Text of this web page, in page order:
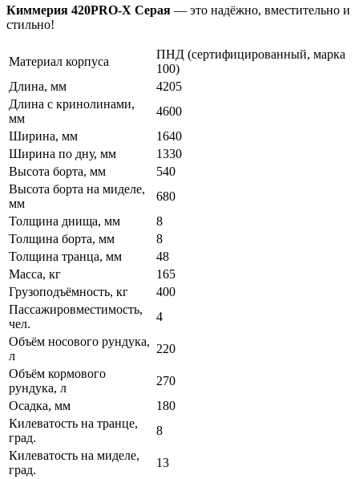
Киммерия 420PRO-X Серая — это надёжно, вместительно и
стильно!
Материал корпуса
ПНД (сертифицированный, марка
100)
Длина, мм
4205
Длина с кринолинами,
мм
4600
Ширина, мм
1640
Ширина по дну, мм
1330
Высота борта, мм
540
Высота борта на миделе,
мм
680
Толщина днища, мм
8
Толщина борта, мм
8
Толщина транца, мм
48
Масса, кг
165
Грузоподъёмность, кг
400
Пассажировместимость,
чел.
4
Объём носового рундука,
л
220
Объём кормового
рундука, л
270
Осадка, мм
180
Килеватость на транце,
град.
8
Килеватость на миделе,
град.
13